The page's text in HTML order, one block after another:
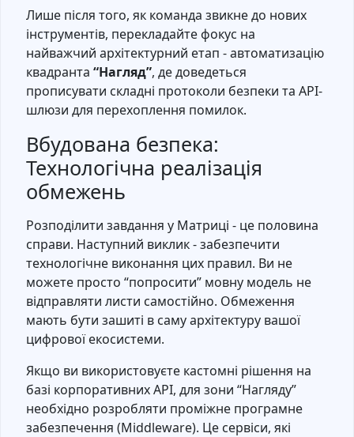
Лише після того, як команда звикне до нових
інструментів, перекладайте фокус на
найважчий архітектурний етап - автоматизацію
квадранта “Нагляд”, де доведеться
прописувати складні протоколи безпеки та API-
шлюзи для перехоплення помилок.
Вбудована безпека:
Технологічна реалізація
обмежень
Розподілити завдання у Матриці - це половина
справи. Наступний виклик - забезпечити
технологічне виконання цих правил. Ви не
можете просто “попросити” мовну модель не
відправляти листи самостійно. Обмеження
мають бути зашиті в саму архітектуру вашої
цифрової екосистеми.
Якщо ви використовуєте кастомні рішення на
базі корпоративних API, для зони “Нагляду”
необхідно розробляти проміжне програмне
забезпечення (Middleware). Це сервіси, які